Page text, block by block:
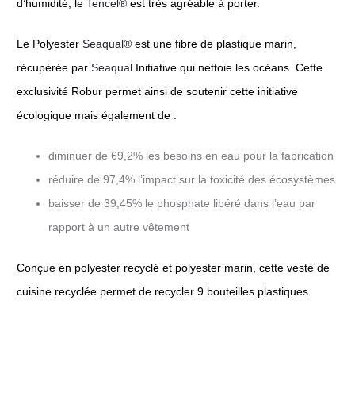
d’humidité, le Tencel® est très agréable à porter.
Le Polyester Seaqual® est une fibre de plastique marin,
récupérée par Seaqual Initiative qui nettoie les océans. Cette
exclusivité Robur permet ainsi de soutenir cette initiative
écologique mais également de :
diminuer de 69,2% les besoins en eau pour la fabrication
réduire de 97,4% l’impact sur la toxicité des écosystèmes
baisser de 39,45% le phosphate libéré dans l’eau par
rapport à un autre vêtement
Conçue en polyester recyclé et polyester marin, cette veste de
cuisine recyclée permet de recycler 9 bouteilles plastiques.